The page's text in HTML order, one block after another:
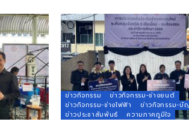
ข่าวกิจกรรม
ข่าวกิจกรรม-ช่างยนต์
ข่าวกิจกรรม-ช่างไฟฟ้า
ข่าวกิจกรรม-บั
ข่าวประชาสัมพันธ์
ความภาคภูมิใจ